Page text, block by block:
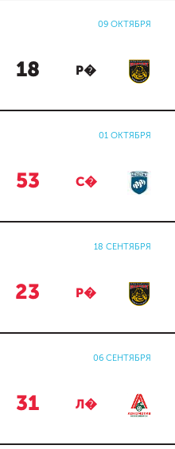
09 ОКТЯБРЯ
18 Р�
01 ОКТЯБРЯ
53 С�
18 СЕНТЯБРЯ
23 Р�
06 СЕНТЯБРЯ
31 Л�